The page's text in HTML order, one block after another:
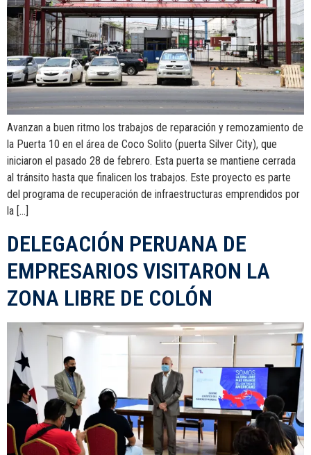
Avanzan a buen ritmo los trabajos de reparación y remozamiento de
la Puerta 10 en el área de Coco Solito (puerta Silver City), que
iniciaron el pasado 28 de febrero. Esta puerta se mantiene cerrada
al tránsito hasta que finalicen los trabajos. Este proyecto es parte
del programa de recuperación de infraestructuras emprendidos por
la […]
DELEGACIÓN PERUANA DE
EMPRESARIOS VISITARON LA
ZONA LIBRE DE COLÓN